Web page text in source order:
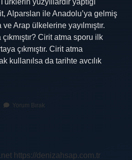
yüzyıllardır yaptığı
Alparslan ile Anadolu’ya gelmiş
Arap ülkelerine yayılmıştır.
Cirit atma sporu ilk
çıkmıştır. Cirit atma
kullanılsa da tarihte avcılık
Yorum Bırak
https://denizahsap.com.tr